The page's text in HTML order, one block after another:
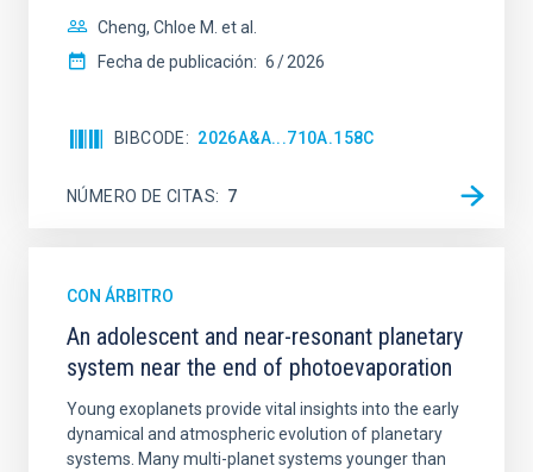
Cheng, Chloe M. et al.
Fecha de publicación: 6 2026
BIBCODE 2026A&A...710A.158C
NÚMERO DE CITAS 7
CON ÁRBITRO
An adolescent and near-resonant planetary
system near the end of photoevaporation
Young exoplanets provide vital insights into the early
dynamical and atmospheric evolution of planetary
systems. Many multi-planet systems younger than